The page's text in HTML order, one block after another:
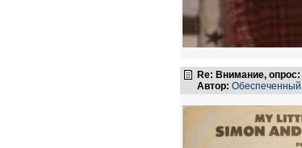
Re: Внимание,
Автор: Обеспеченный